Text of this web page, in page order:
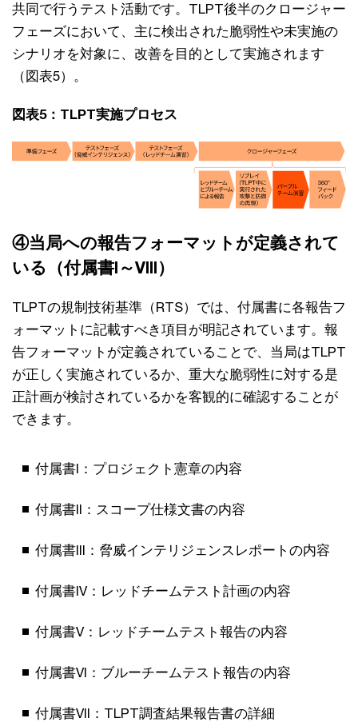
共同で行うテスト活動です。TLPT後半のクロージャー
フェーズにおいて、主に検出された脆弱性や未実施の
シナリオを対象に、改善を目的として実施されます
（図表5）。
図表5：TLPT実施プロセス
④当局への報告フォーマットが定義されて
いる（付属書I～VIII）
TLPTの規制技術基準（RTS）では、付属書に各報告フ
ォーマットに記載すべき項目が明記されています。報
告フォーマットが定義されていることで、当局はTLPT
が正しく実施されているか、重大な脆弱性に対する是
正計画が検討されているかを客観的に確認することが
できます。
付属書I：プロジェクト憲章の内容
付属書II：スコープ仕様文書の内容
付属書III：脅威インテリジェンスレポートの内容
付属書IV：レッドチームテスト計画の内容
付属書V：レッドチームテスト報告の内容
付属書VI：ブルーチームテスト報告の内容
付属書VII：TLPT調査結果報告書の詳細